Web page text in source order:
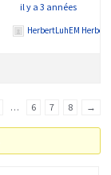
il y a 3 années
HerbertLuhEM
… 6 7 8 →